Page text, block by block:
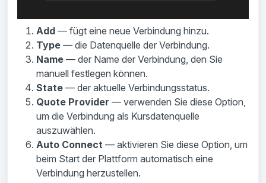
Add — fügt eine neue Verbindung hinzu.
Type — die Datenquelle der Verbindung.
Name — der Name der Verbindung, den Sie
manuell festlegen können.
State — der aktuelle Verbindungsstatus.
Quote Provider — verwenden Sie diese Option,
um die Verbindung als Kursdatenquelle
auszuwählen.
Auto Connect — aktivieren Sie diese Option, um
beim Start der Plattform automatisch eine
Verbindung herzustellen.